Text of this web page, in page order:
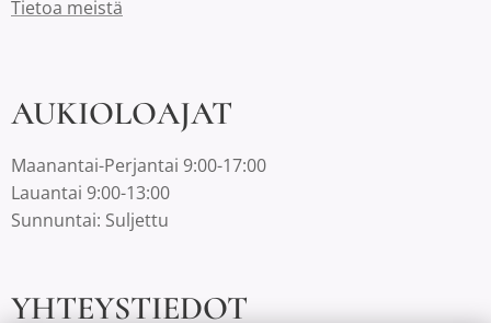
Tietoa meistä
AUKIOLOAJAT
Maanantai-Perjantai 9:00-17:00
Lauantai 9:00-13:00
Sunnuntai: Suljettu
YHTEYSTIEDOT